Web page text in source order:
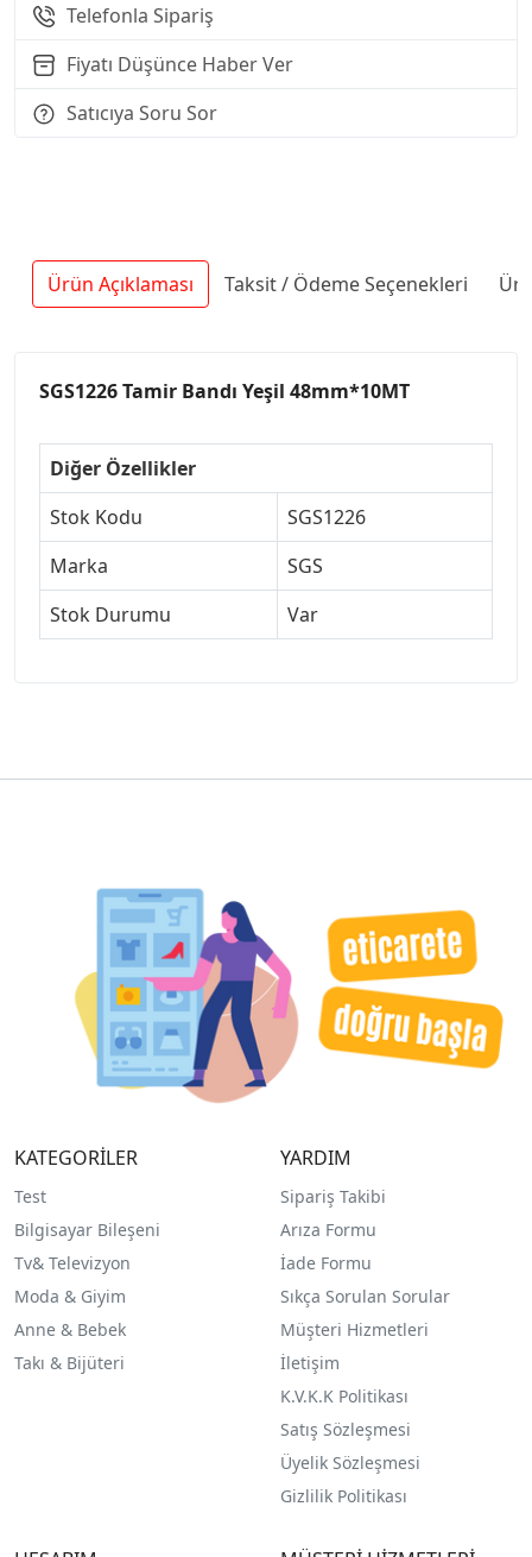
Telefonla Sipariş
Fiyatı Düşünce Haber Ver
Satıcıya Soru Sor
Ürün Açıklaması Taksit / Ödeme Seçenekleri
SGS1226 Tamir Bandı Yeşil 48mm*10MT
Diğer Özellikler
Stok Kodu
SGS1226
Marka
SGS
Stok Durumu
Var
KATEGORİLER
Test
Bilgisayar Bileşeni
Tv& Televizyon
Moda & Giyim
Anne & Bebek
Takı & Bijüteri
YARDIM
Sipariş Takibi
Arıza Formu
İade Formu
Sıkça Sorulan Sorular
Müşteri Hizmetleri
İletişim
K.V.K.K Politikası
Satış Sözleşmesi
Üyelik Sözleşmesi
Gizlilik Politikası